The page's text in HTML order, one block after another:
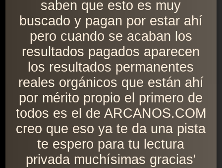
saben que esto es muy
buscado y pagan por estar ahí
pero cuando se acaban los
resultados pagados aparecen
los resultados permanentes
reales orgánicos que están ahí
por mérito propio el primero de
todos es el de ARCANOS.COM
creo que eso ya te da una pista
te espero para tu lectura
privada muchísimas gracias'